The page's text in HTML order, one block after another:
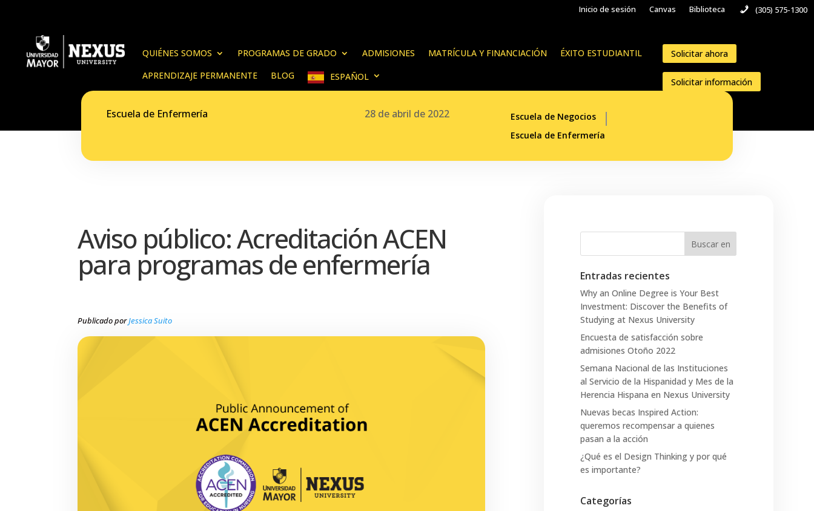
Inicio de sesión Canvas Biblioteca (305) 575-1300
QUIÉNES SOMOS PROGRAMAS DE GRADO ADMISIONES MATRÍCULA Y FINANCIACIÓN
ÉXITO ESTUDIANTIL
APRENDIZAJE PERMANENTE
BLOG ESPAÑOL
Solicitar ahora
Solicitar información
Escuela de Enfermería 28 de abril de 2022
Escuela de Negocios
Escuela de Enfermería
Aviso público: Acreditación ACEN
para programas de enfermería
Publicado porJessica Suito
Entradas recientes
Why an Online Degree is Your Best
Investment: Discover the Benefits of
Studying at Nexus University
Encuesta de satisfacción sobre
admisiones Otoño 2022
Semana Nacional de las Instituciones
al Servicio de la Hispanidad y Mes de la
Herencia Hispana en Nexus University
Nuevas becas Inspired Action:
queremos recompensar a quienes
pasan a la acción
¿Qué es el Design Thinking y por qué
es importante?
Categorías